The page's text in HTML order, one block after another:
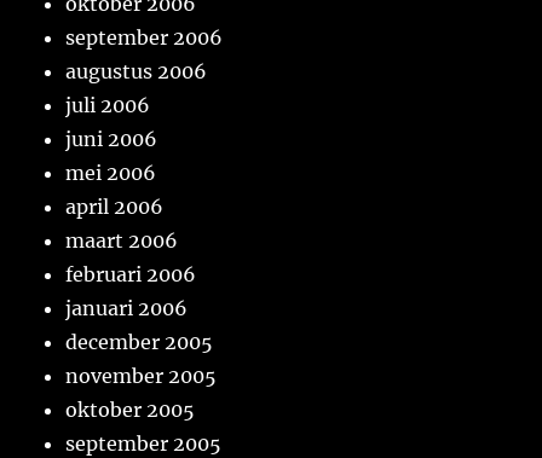
september 2006
augustus 2006
juli 2006
juni 2006
mei 2006
april 2006
maart 2006
februari 2006
januari 2006
december 2005
november 2005
oktober 2005
september 2005